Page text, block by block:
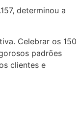
determinou a
Celebrar os 150
padrões
clientes e